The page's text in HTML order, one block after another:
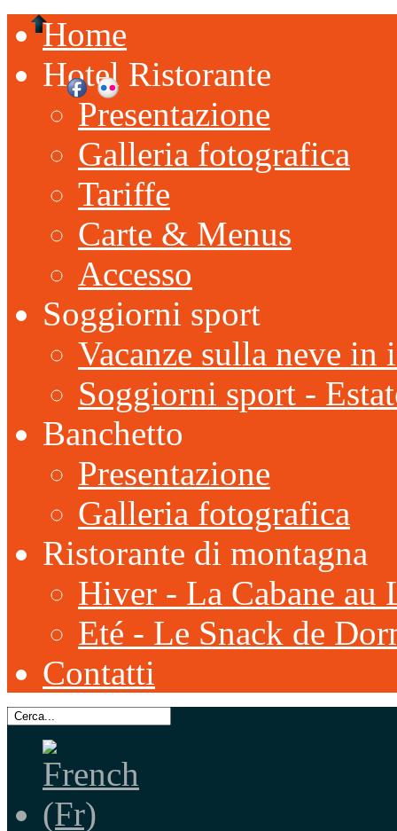
Home
Hotel Ristorante
Presentazione
Galleria fotografica
Tariffe
Carte & Menus
Accesso
Soggiorni sport
Vacanze sulla neve in
Soggiorni sport -
Banchetto
Presentazione
Galleria fotografica
Ristorante di montagna
Hiver - La Cabane au
Eté - Le Snack de
Contatti